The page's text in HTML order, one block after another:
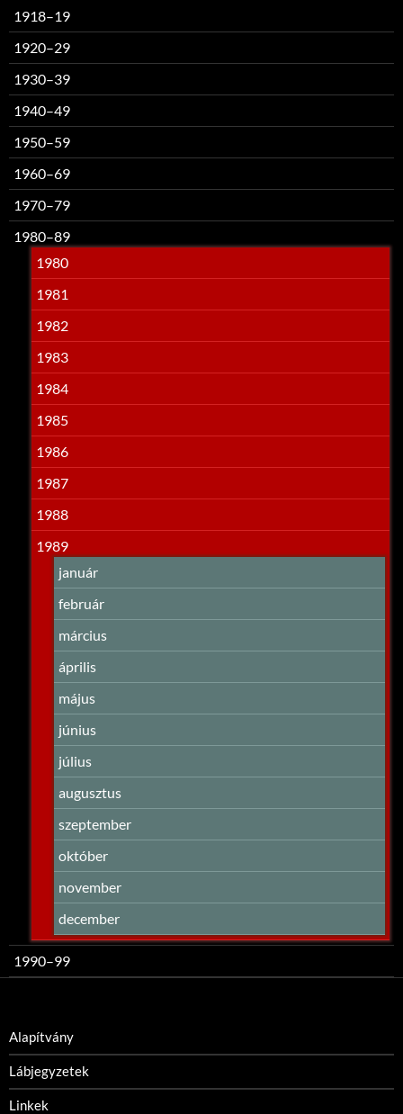
1918–19
1920–29
1930–39
1940–49
1950–59
1960–69
1970–79
1980–89
1980
1981
1982
1983
1984
1985
1986
1987
1988
1989
január
február
március
április
május
június
július
augusztus
szeptember
október
november
december
1990–99
Alapítvány
Lábjegyzetek
Linkek